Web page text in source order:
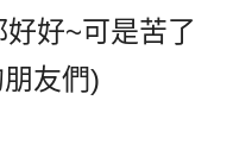
好~可是苦了
友們)